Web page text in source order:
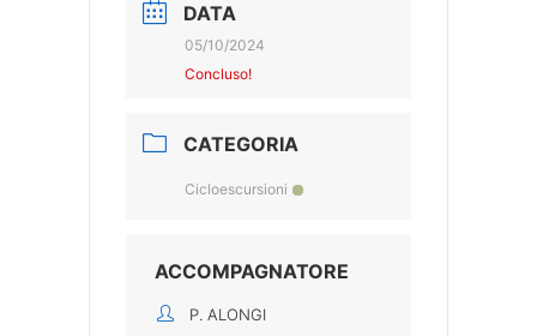
DATA
05/10/2024
Concluso!
CATEGORIA
Cicloescursioni
ACCOMPAGNATORE
P. ALONGI